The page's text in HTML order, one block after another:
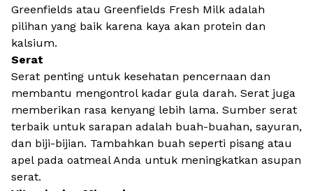
Greenfields atau Greenfields Fresh Milk adalah
pilihan yang baik karena kaya akan protein dan
kalsium.
Serat
Serat penting untuk kesehatan pencernaan dan
membantu mengontrol kadar gula darah. Serat juga
memberikan rasa kenyang lebih lama. Sumber serat
terbaik untuk sarapan adalah buah-buahan, sayuran,
dan biji-bijian. Tambahkan buah seperti pisang atau
apel pada oatmeal Anda untuk meningkatkan asupan
serat.